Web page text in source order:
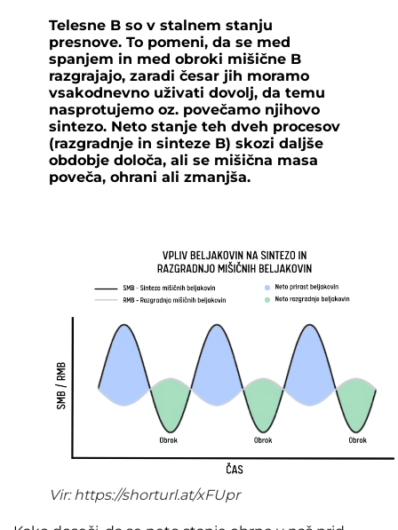
Telesne B so v stalnem stanju
presnove. To pomeni, da se med
spanjem in med obroki mišične B
razgrajajo, zaradi česar jih moramo
vsakodnevno uživati dovolj, da temu
nasprotujemo oz. povečamo njihovo
sintezo. Neto stanje teh dveh procesov
(razgradnje in sinteze B) skozi daljše
obdobje določa, ali se mišična masa
poveča, ohrani ali zmanjša.
Vir: https://shorturl.at/xFUpr